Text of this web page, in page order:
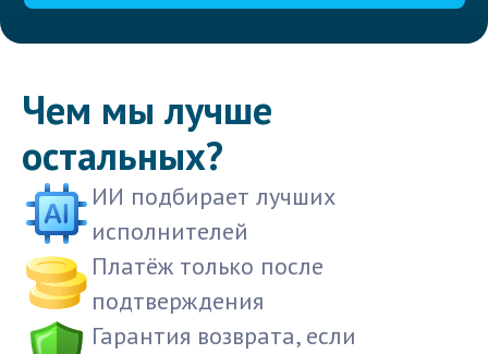
Чем мы лучше
остальных?
ИИ подбирает лучших
исполнителей
Платёж только после
подтверждения
Гарантия возврата, если